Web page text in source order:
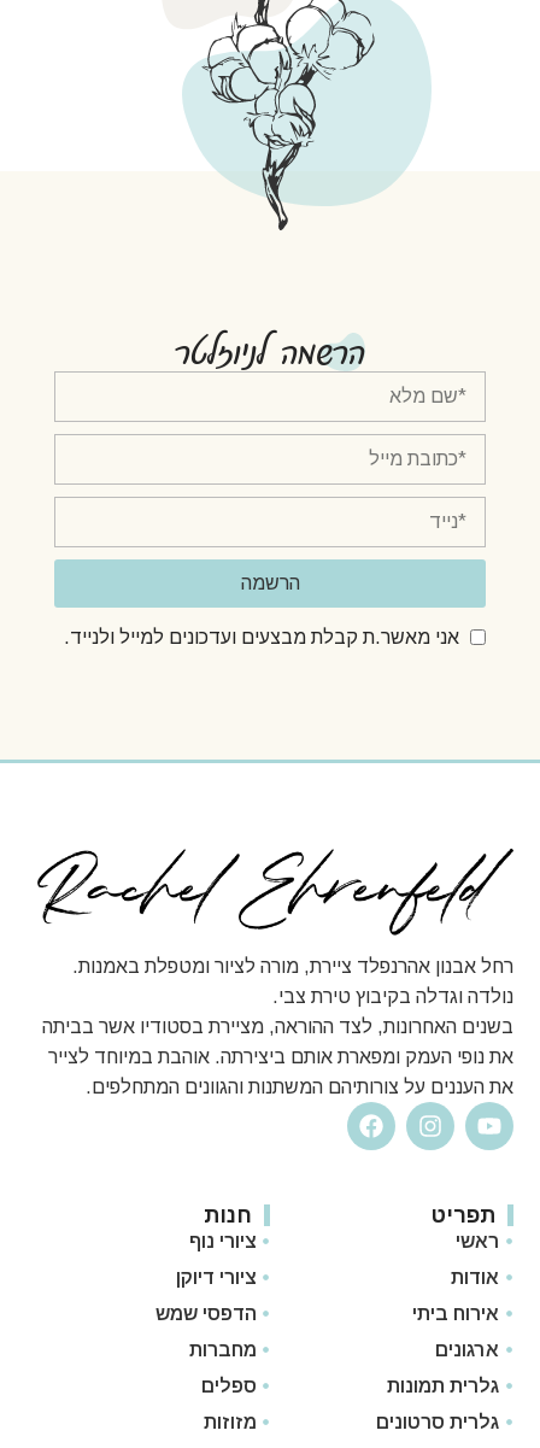
הרשמה לניוזלטר
אני מאשר.ת קבלת מבצעים ועדכונים למייל ולנייד.
הרשמה
רחל אבנון אהרנפלד ציירת, מורה לציור ומטפלת באמנות.
נולדה וגדלה בקיבוץ טירת צבי.
בשנים האחרונות, לצד ההוראה, מציירת בסטודיו אשר בביתה
את נופי העמק ומפארת אותם ביצירתה. אוהבת במיוחד לצייר
את העננים על צורותיהם המשתנות והגוונים המתחלפים.
תפריט
ראשי
אודות
אירוח ביתי
ארגונים
גלרית תמונות
גלרית סרטונים
חנות
ציורי נוף
ציורי דיוקן
הדפסי שמש
מחברות
ספלים
מזוזות